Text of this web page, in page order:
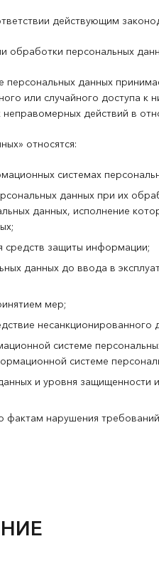
действующим
обработки персональных
данных
или случайного доступа к
действий в
относятся:
системах
данных при их
данных, исполнение
средств защиты информации;
данных до ввода в
мер;
несанкционированного
системе
системе
и уровня защищенности
нарушения